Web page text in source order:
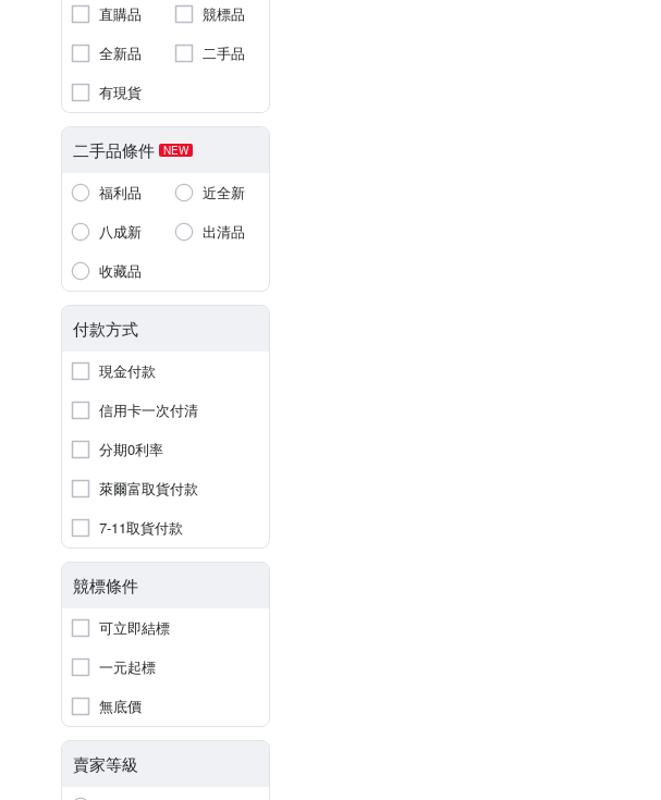
直購品
競標品
全新品
二手品
有現貨
二手品條件 NEW
福利品
近全新
八成新
出清品
收藏品
付款方式
現金付款
信用卡一次付清
分期0利率
萊爾富取貨付款
7-11取貨付款
競標條件
可立即結標
一元起標
無底價
賣家等級